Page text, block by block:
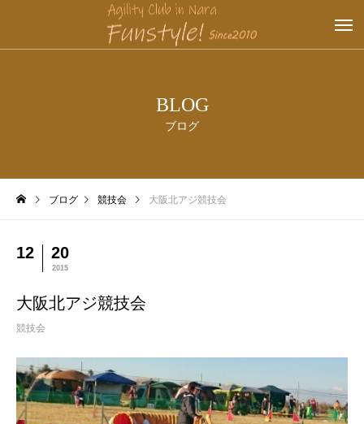
BLOG
ブログ
ブログ 競技会 大阪北アジ競技会
12 20
2015
大阪北アジ競技会
競技会